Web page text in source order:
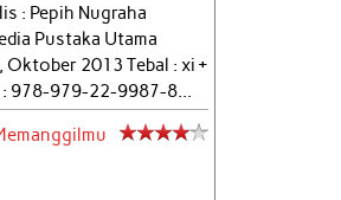
: Pepih Nugraha
Pustaka Utama
Oktober 2013 Tebal : xi +
: 978-979-22-9987-8...